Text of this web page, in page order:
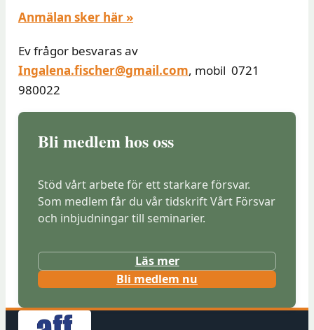
Anmälan sker här »
Ev frågor besvaras av
Ingalena.fischer@gmail.com, mobil 0721
980022
Bli medlem hos oss
Stöd vårt arbete för ett starkare försvar.
Som medlem får du vår tidskrift Vårt Försvar
och inbjudningar till seminarier.
Läs mer
Bli medlem nu
p